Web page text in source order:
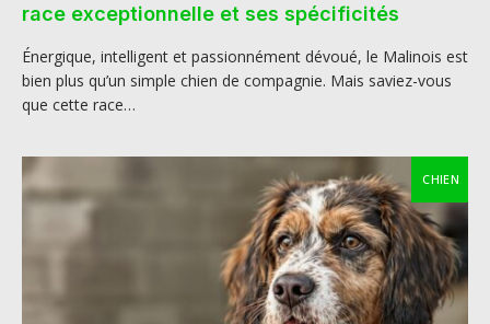
race exceptionnelle et ses spécificités
Énergique, intelligent et passionnément dévoué, le Malinois est
bien plus qu’un simple chien de compagnie. Mais saviez-vous
que cette race…
CHIEN